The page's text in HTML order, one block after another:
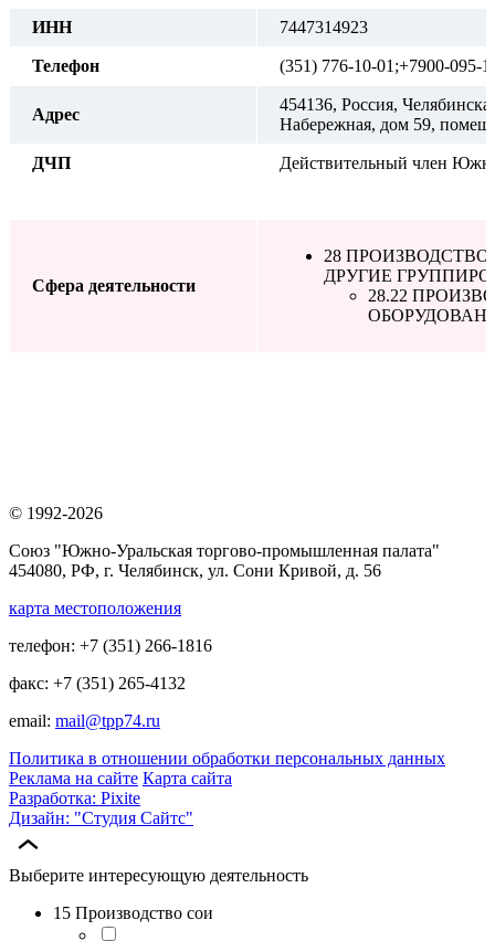
ИНН 7447314923
Телефон (351) 776-10-01;+7900-095-
Адрес
454136, Россия,
Набережная, дом 59,
ДЧП Действительный член
Сфера деятельности
28
ДРУГИЕ
28.22
© 1992-2026
Союз "Южно-Уральская торгово-промышленная палата"
454080, РФ, г. Челябинск, ул. Сони Кривой, д. 56
карта местоположения
телефон: +7 (351) 266-1816
факс: +7 (351) 265-4132
email: mail@tpp74.ru
Политика в отношении обработки персональных данных
Реклама на сайте Карта сайта
Разработка: Pixite
Дизайн: "Студия Сайтс"
Выберите интересующую деятельность
15 Производство сои